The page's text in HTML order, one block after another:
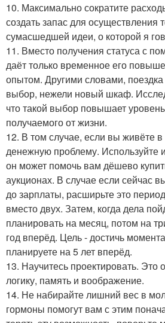
10. Максимально сократите
создать запас для осуществления
сумасшедшей идеи, о которой я
11. Вместо получения статуса с
даёт только временное его
опытом. Другими словами,
выбор, нежели новый шкаф.
что такой выбор повышает
получаемого от жизни.
12. В том случае, если вы живёте
денежную проблему. Используйте
он может помочь вам дёшево
аукционах. В случае если сейчас
до зарплаты, расширьте это
вместо двух. Затем, когда дела
планировать на месяц, потом на
год вперёд. Цель - достичь
планируете на 5 лет вперёд.
13. Научитесь проектировать. Это
логику, память и воображение.
14. Не набирайте лишний вес в
гормоны помогут вам с этим